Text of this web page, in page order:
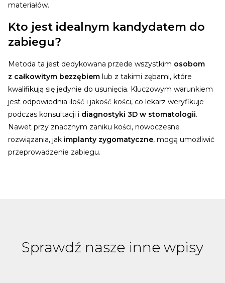
materiałów.
Kto jest idealnym kandydatem do
zabiegu?
Metoda ta jest dedykowana przede wszystkim osobom
z całkowitym bezzębiem lub z takimi zębami, które
kwalifikują się jedynie do usunięcia. Kluczowym warunkiem
jest odpowiednia ilość i jakość kości, co lekarz weryfikuje
podczas konsultacji i diagnostyki 3D w stomatologii.
Nawet przy znacznym zaniku kości, nowoczesne
rozwiązania, jak implanty zygomatyczne, mogą umożliwić
przeprowadzenie zabiegu.
Sprawdź nasze inne wpisy